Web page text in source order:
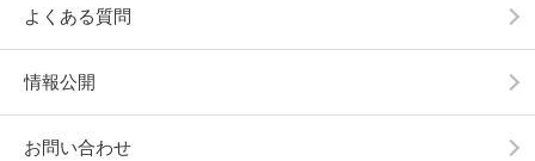
よくある質問
情報公開
お問い合わせ